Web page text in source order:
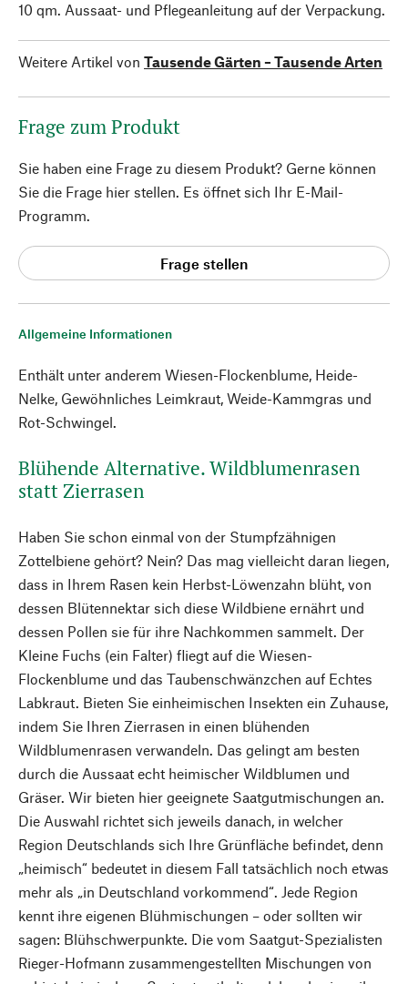
Allgemeine Informationen
Enthält unter anderem Wiesen-Flockenblume, Heide-
Nelke, Gewöhnliches Leimkraut, Weide-Kammgras und
Rot-Schwingel.
Blühende Alternative. Wildblumenrasen
statt Zierrasen
Haben Sie schon einmal von der Stumpfzähnigen
Zottelbiene gehört? Nein? Das mag vielleicht daran liegen,
dass in Ihrem Rasen kein Herbst-Löwenzahn blüht, von
dessen Blütennektar sich diese Wildbiene ernährt und
dessen Pollen sie für ihre Nachkommen sammelt. Der
Kleine Fuchs (ein Falter) fliegt auf die Wiesen-
Flockenblume und das Taubenschwänzchen auf Echtes
Labkraut. Bieten Sie einheimischen Insekten ein Zuhause,
indem Sie Ihren Zierrasen in einen blühenden
Wildblumenrasen verwandeln. Das gelingt am besten
durch die Aussaat echt heimischer Wildblumen und
Gräser. Wir bieten hier geeignete Saatgutmischungen an.
Die Auswahl richtet sich jeweils danach, in welcher
Region Deutschlands sich Ihre Grünfläche befindet, denn
„heimisch“ bedeutet in diesem Fall tatsächlich noch etwas
mehr als „in Deutschland vorkommend“. Jede Region
kennt ihre eigenen Blühmischungen – oder sollten wir
sagen: Blühschwerpunkte. Die vom Saatgut-Spezialisten
Rieger-Hofmann zusammengestellten Mischungen von
10 qm. Aussaat- und Pflegeanleitung auf der Verpackung.
Weitere Artikel von Tausende Gärten – Tausende Arten
Frage zum Produkt
Sie haben eine Frage zu diesem Produkt? Gerne können
Sie die Frage hier stellen. Es öffnet sich Ihr E-Mail-
Programm.
Frage stellen